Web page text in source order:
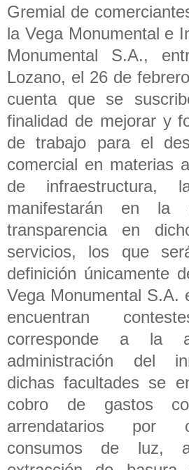
Gremial de
la Vega Monumental e
Monumental S.A.,
Lozano, el 26 de
cuenta que se
finalidad de mejorar y
de trabajo para el
comercial en materias
de infraestructura,
manifestarán en la
transparencia en
servicios, los que
definición únicamente
Vega Monumental S.A.
encuentran
corresponde a la
administración del
dichas facultades se
cobro de gastos
arrendatarios por
consumos de luz,